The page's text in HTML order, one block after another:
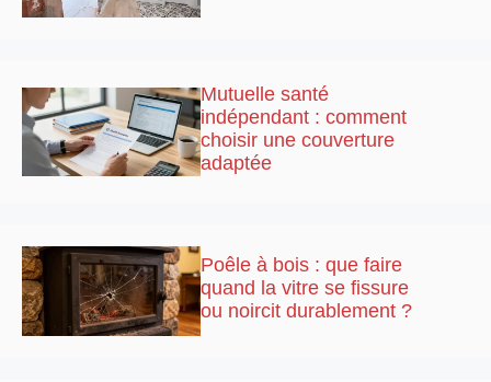
Mutuelle santé
indépendant : comment
choisir une couverture
adaptée
Poêle à bois : que faire
quand la vitre se fissure
ou noircit durablement ?